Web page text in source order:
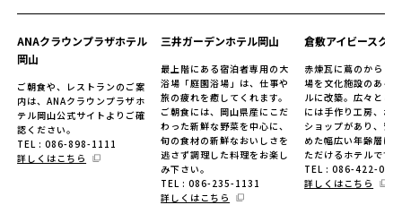
ANAクラウンプラザホテル
岡山
ご朝食や、レストランのご案
内は、ANAクラウンプラザホ
テル岡山公式サイトよりご確
認ください。
TEL : 086-898-1111
詳しくはこちら
三井ガーデンホテル岡山
最上階にある宿泊者専用の大
浴場「庭園浴場」は、仕事や
旅の疲れを癒してくれます。
ご朝食には、岡山県産にこだ
わった新鮮な野菜を中心に、
旬の食材の新鮮なおいしさを
逃さず調理した料理をお楽し
み下さい。
TEL : 086-235-1131
詳しくはこちら
倉敷アイビースク
赤煉瓦に蔦のからま
場を文化施設のある
ルに改築。広々とし
には手作り工房、お
ショップがあり、安
めた幅広い年齢層に
ただけるホテルです。
TEL : 086-422-
詳しくはこちら